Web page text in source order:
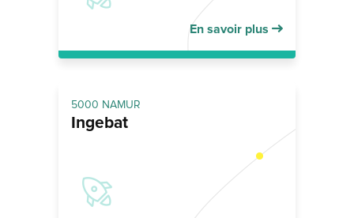
En savoir plus
5000 NAMUR
Ingebat